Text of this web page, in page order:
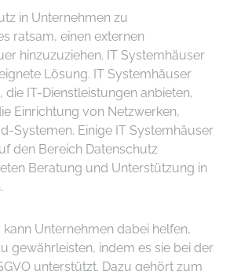
in Unternehmen zu
ratsam, einen externen
hinzuzuziehen. IT Systemhäuser
Lösung. IT Systemhäuser
die IT-Dienstleistungen anbieten,
Einrichtung von Netzwerken,
Systemen. Einige IT Systemhäuser
den Bereich Datenschutz
Beratung und Unterstützung in
kann Unternehmen dabei helfen,
gewährleisten, indem es sie bei der
unterstützt. Dazu gehört zum